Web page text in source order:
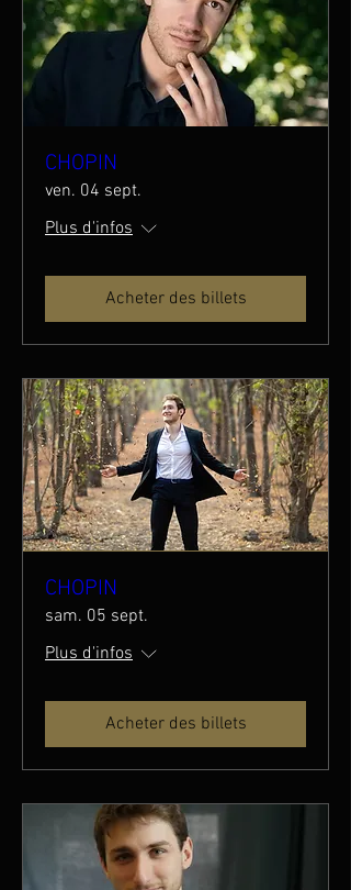
CHOPIN
ven. 04 sept.
Plus d'infos
Acheter des billets
CHOPIN
sam. 05 sept.
Plus d'infos
Acheter des billets